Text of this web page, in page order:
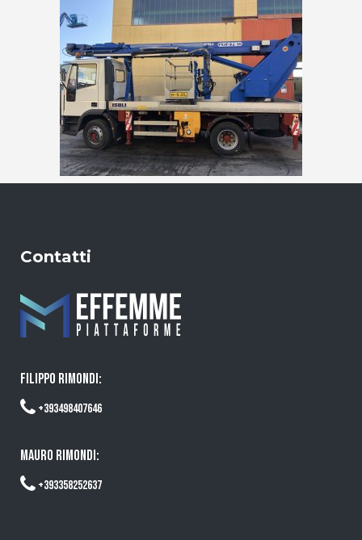
Contatti
FILIPPO RIMONDI:
+393498407646
MAURO RIMONDI:
+393358252637